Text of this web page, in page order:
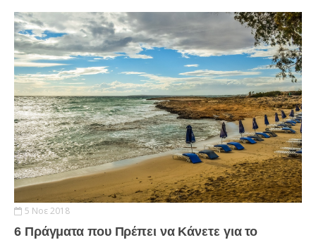
5 Νοε 2018
6 Πράγματα που Πρέπει να Κάνετε για το